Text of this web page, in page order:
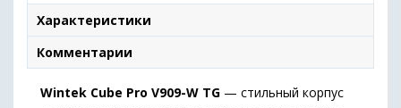
Характеристики
Комментарии
Wintek Cube Pro V909-W TG — стильный корпус